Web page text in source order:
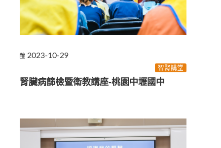
2023-10-29
智腎講堂
腎臟病篩檢暨衛教講座-桃園中壢國中